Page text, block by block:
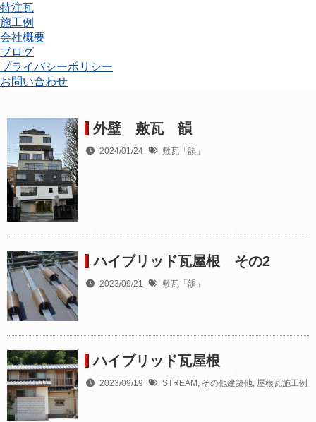
特注瓦
施工例
会社概要
ブログ
プライバシーポリシー
お問い合わせ
外壁 敷瓦 韻
2024/01/24 敷瓦「韻」
ハイブリッド瓦屋根 その2
2023/09/21 敷瓦「韻」
ハイブリッド瓦屋根
2023/09/19 STREAM その他建築他 屋根瓦施工例